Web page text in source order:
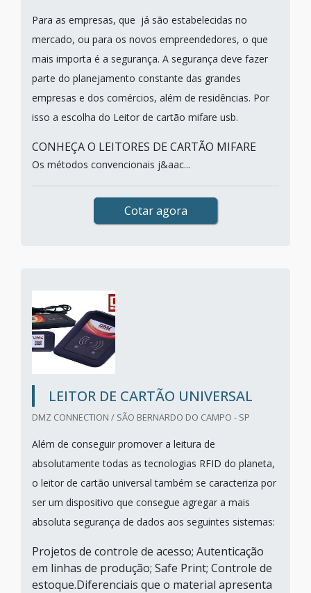
Para as empresas, que já são estabelecidas no
mercado, ou para os novos empreendedores, o que
mais importa é a segurança. A segurança deve fazer
parte do planejamento constante das grandes
empresas e dos comércios, além de residências. Por
isso a escolha do Leitor de cartão mifare usb.
CONHEÇA O LEITORES DE CARTÃO MIFARE
Os métodos convencionais j&aac...
Cotar agora
LEITOR DE CARTÃO UNIVERSAL
DMZ CONNECTION / SÃO BERNARDO DO CAMPO - SP
Além de conseguir promover a leitura de
absolutamente todas as tecnologias RFID do planeta,
o leitor de cartão universal também se caracteriza por
ser um dispositivo que consegue agregar a mais
absoluta segurança de dados aos seguintes sistemas:
Projetos de controle de acesso; Autenticação
em linhas de produção; Safe Print; Controle de
estoque.Diferenciais que o material apresenta